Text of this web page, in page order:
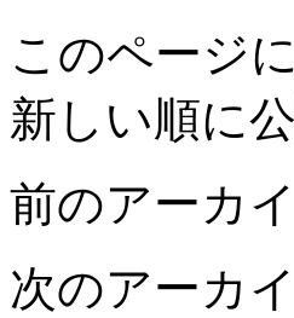
このページに
新しい順に
前のアーカ
次のアーカ